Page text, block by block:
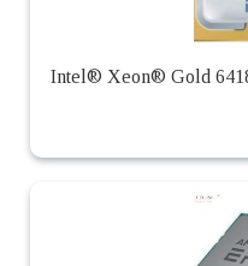
Intel® Xeon® Gold